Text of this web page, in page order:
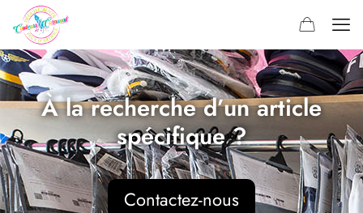
À la recherche d’un article
spécifique ?
Contactez-nous